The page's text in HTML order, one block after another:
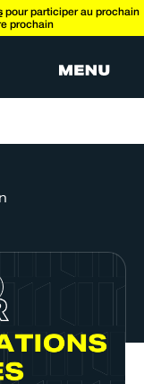
pour participer au prochain
prochain